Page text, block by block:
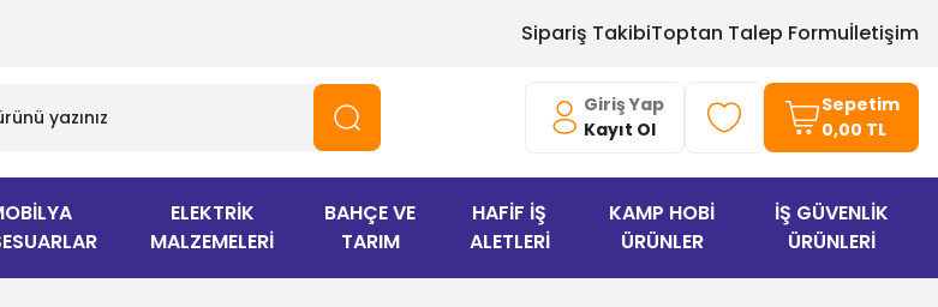
Sipariş TakibiToptan Talep Formuİletişim
Giriş Yap
Kayıt Ol
Sepetim
0,00 TL
ELEKTRİK
MALZEMELERİ
BAHÇE VE
TARIM
HAFİF İŞ
ALETLERİ
KAMP HOBİ
ÜRÜNLER
İŞ GÜVENLİK
ÜRÜNLERİ